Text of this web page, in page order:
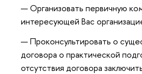
Организовать первичную
интересующей Вас
Проконсультировать о
договора о практической
отсутствия договора